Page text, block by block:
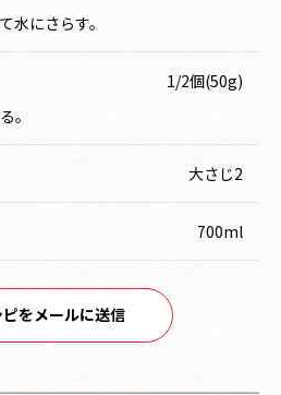
水にさらす。
1/2個(50g)
。
大さじ2
700ml
ピをメールに送信